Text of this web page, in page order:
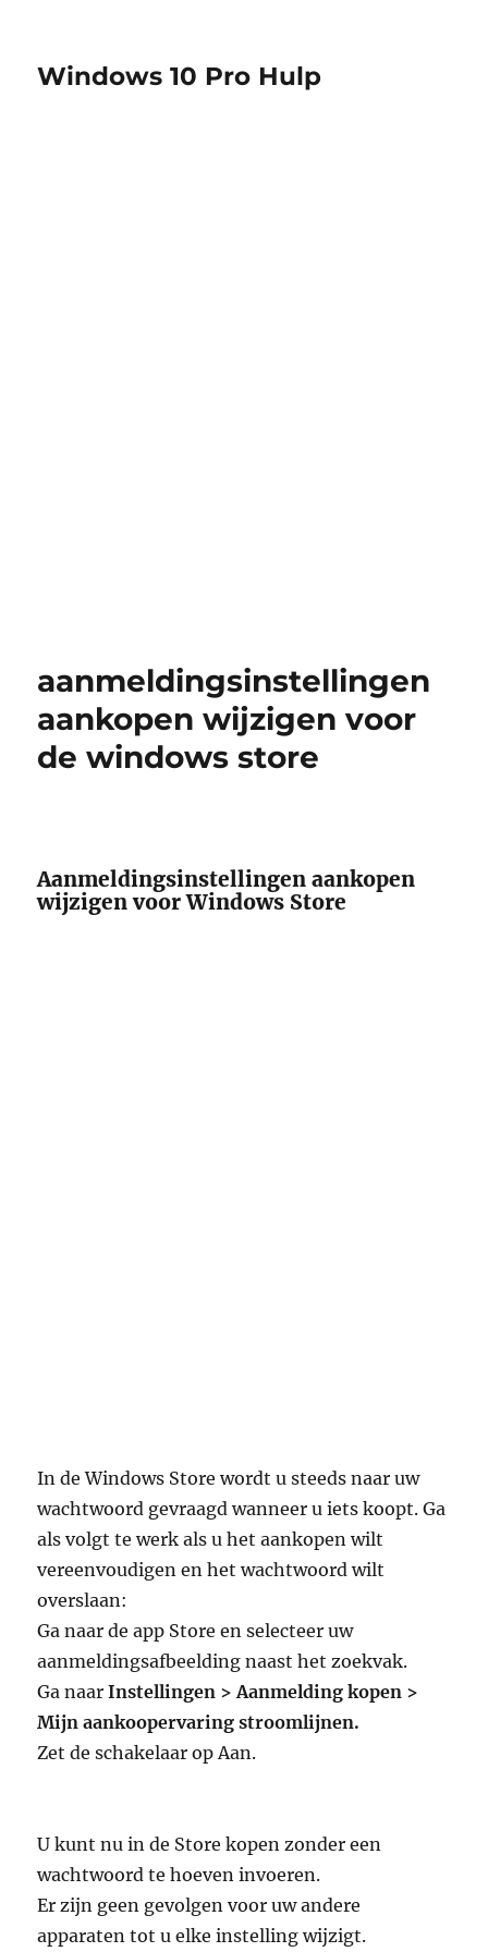
Windows 10 Pro Hulp
aanmeldingsinstellingen
aankopen wijzigen voor
de windows store
Aanmeldingsinstellingen aankopen
wijzigen voor Windows Store
In de Windows Store wordt u steeds naar uw
wachtwoord gevraagd wanneer u iets koopt. Ga
als volgt te werk als u het aankopen wilt
vereenvoudigen en het wachtwoord wilt
overslaan:
Ga naar de app Store en selecteer uw
aanmeldingsafbeelding naast het zoekvak.
Ga naarInstellingen > Aanmelding kopen >
Mijn aankoopervaring stroomlijnen.
Zet de schakelaar op Aan.
U kunt nu in de Store kopen zonder een
wachtwoord te hoeven invoeren.
Er zijn geen gevolgen voor uw andere
apparaten tot u elke instelling wijzigt.